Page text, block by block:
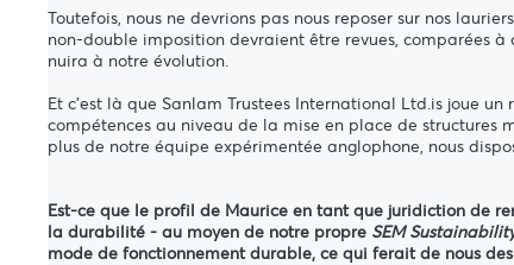
Toutefois, nous ne devrions pas nous reposer sur nos
non-double imposition devraient être revues, comparées
nuira à notre évolution.
Et c'est là que Sanlam Trustees International Ltd.is joue
compétences au niveau de la mise en place de structures
plus de notre équipe expérimentée anglophone, nous
Est-ce que le profil de Maurice en tant que juridiction de
la durabilité - au moyen de notre propre SEM
mode de fonctionnement durable, ce qui ferait de nous